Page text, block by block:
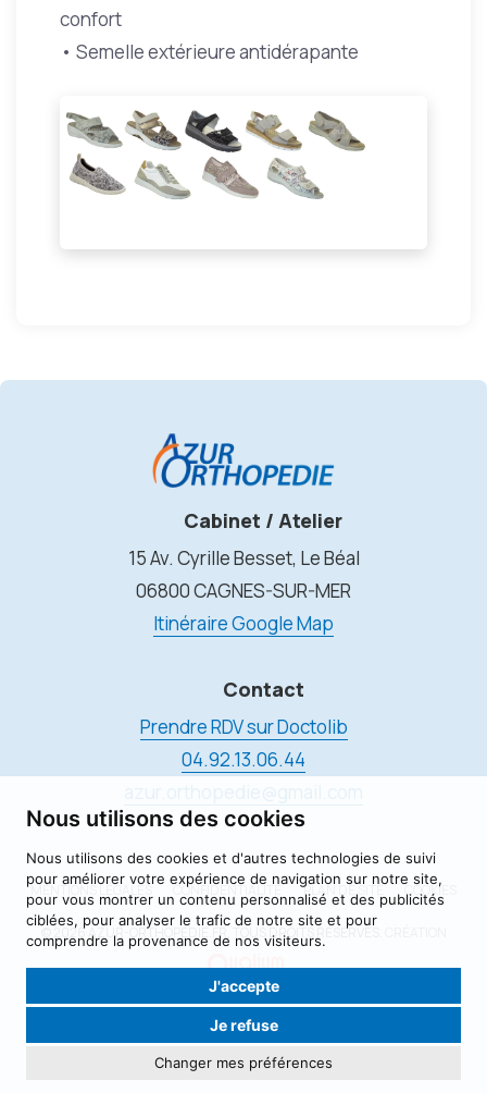
Nous utilisons des cookies
Nous utilisons des cookies et d'autres technologies de suivi
pour améliorer votre expérience de navigation sur notre site,
pour vous montrer un contenu personnalisé et des publicités
ciblées, pour analyser le trafic de notre site et pour
comprendre la provenance de nos visiteurs.
J'accepte
Je refuse
Changer mes préférences
confort
• Semelle extérieure antidérapante
Cabinet / Atelier
15 Av. Cyrille Besset, Le Béal
06800 CAGNES-SUR-MER
Itinéraire Google Map
Contact
Prendre RDV sur Doctolib
04.92.13.06.44
MENTIONS LÉGALES CONFIDENTIALITÉ PLAN DE SITE COOKIES
© 2026 AZUR-ORTHOPÉDIE.FR, TOUS DROITS RÉSERVÉS.